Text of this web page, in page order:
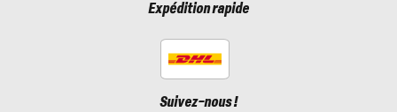
Expédition rapide
Suivez-nous !